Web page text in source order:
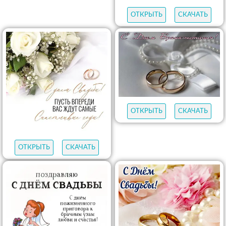
ОТКРЫТЬ СКАЧАТЬ
ОТКРЫТЬ СКАЧАТЬ
ОТКРЫТЬ СКАЧАТЬ